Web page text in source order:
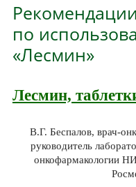
по
«Лесмин»
Лесмин,
В.Г. Беспалов, врач-
руководитель
онкофармакологии